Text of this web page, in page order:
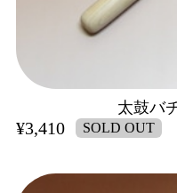
太鼓バ
¥3,410 SOLD OUT